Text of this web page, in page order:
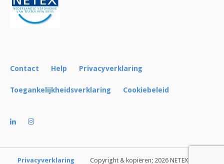
Contact Help Privacyverklaring
Toegankelijkheidsverklaring Cookiebeleid
Copyright & kopiëren; 2026 NETEX
Privacyverklaring